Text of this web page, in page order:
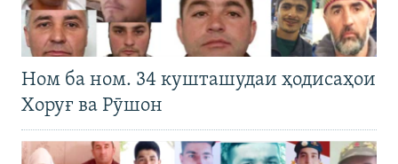
Ном ба ном. 34 кушташудаи ҳодисаҳои
Хоруғ ва Рӯшон